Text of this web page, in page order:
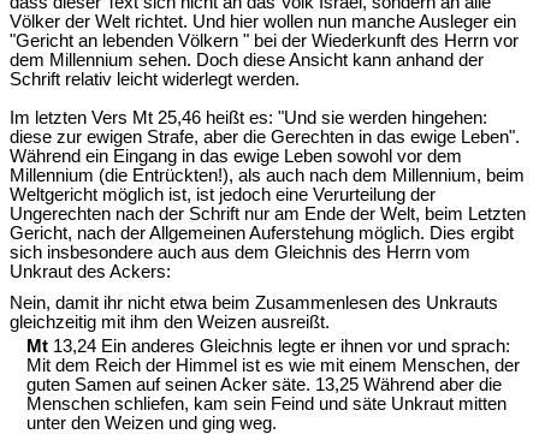
Völker der Welt richtet. Und hier wollen nun manche Ausleger ein
"Gericht an lebenden Völkern " bei der Wiederkunft des Herrn vor
dem Millennium sehen. Doch diese Ansicht kann anhand der
Schrift relativ leicht widerlegt werden.
Im letzten Vers Mt 25,46 heißt es: "Und sie werden hingehen:
diese zur ewigen Strafe, aber die Gerechten in das ewige Leben".
Während ein Eingang in das ewige Leben sowohl vor dem
Millennium (die Entrückten!), als auch nach dem Millennium, beim
Weltgericht möglich ist, ist jedoch eine Verurteilung der
Ungerechten nach der Schrift nur am Ende der Welt, beim Letzten
Gericht, nach der Allgemeinen Auferstehung möglich. Dies ergibt
sich insbesondere auch aus dem Gleichnis des Herrn vom
Unkraut des Ackers:
Nein, damit ihr nicht etwa beim Zusammenlesen des Unkrauts
gleichzeitig mit ihm den Weizen ausreißt.
Mt 13,24 Ein anderes Gleichnis legte er ihnen vor und sprach:
Mit dem Reich der Himmel ist es wie mit einem Menschen, der
guten Samen auf seinen Acker säte. 13,25 Während aber die
Menschen schliefen, kam sein Feind und säte Unkraut mitten
unter den Weizen und ging weg.